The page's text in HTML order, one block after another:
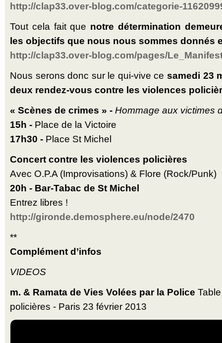
http://clap33.over-blog.com/categorie-
Tout cela fait que notre détermination
les objectifs que nous nous sommes donnés
http://clap33.over-blog.com/pages/
Nous serons donc sur le qui-vive cesamedi 23
deux rendez-vous contre les violences
« Scènes de crimes » - Hommage aux victimes
15h - Place de la Victoire
17h30 - Place St Michel
Concert contre les violences policières
Avec O.P.A (Improvisations) & Flore (Rock/Punk)
20h - Bar-Tabac de St Michel
Entrez libres !
http://gironde.demosphere.eu/node/2470
**
Complément d’infos
VIDEOS
m. & Ramata de Vies Volées par la Police
policières - Paris 23 février 2013